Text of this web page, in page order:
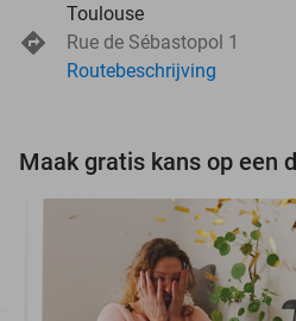
Toulouse
Rue de Sébastopol 1
Routebeschrijving